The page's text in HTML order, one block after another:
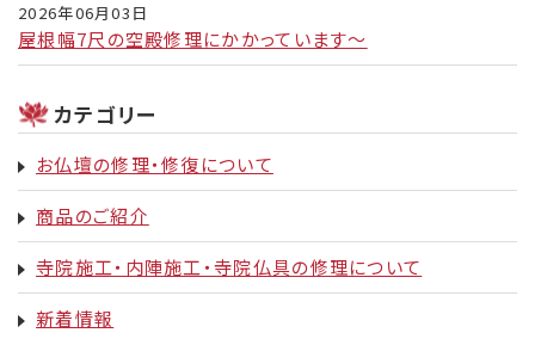
2026年06月03日
屋根幅7尺の空殿修理にかかっています～
カテゴリー
お仏壇の修理・修復について
商品のご紹介
寺院施工・内陣施工・寺院仏具の修理について
新着情報